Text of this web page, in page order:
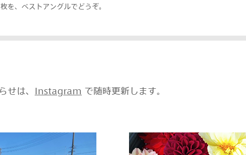
を、ベストアングルでどうぞ。
は、 Instagram で随時更新します。